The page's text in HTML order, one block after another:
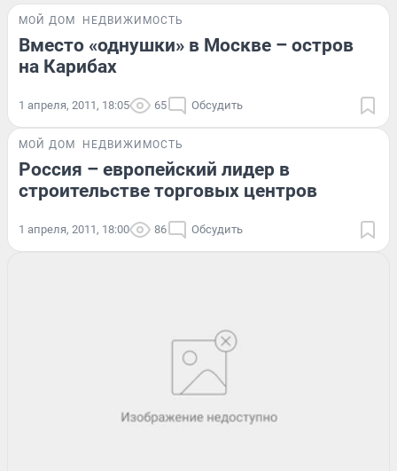
МОЙ ДОМ НЕДВИЖИМОСТЬ
Вместо «однушки» в Москве – остров
на Карибах
1 апреля, 2011, 18:05 65 Обсудить
МОЙ ДОМ НЕДВИЖИМОСТЬ
Россия – европейский лидер в
строительстве торговых центров
1 апреля, 2011, 18:00 86 Обсудить